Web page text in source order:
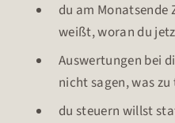
du am Monatsende
weißt, woran du
Auswertungen bei
nicht sagen, was
du steuern willst